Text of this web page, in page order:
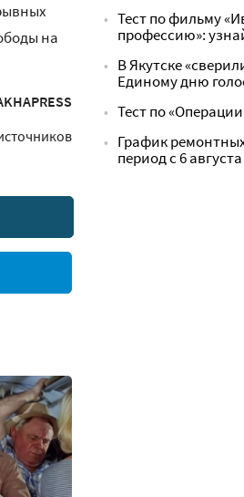
на
Тест по фильму
профессию»:
В Якутске
Единому дню
Тест по
График
период с 6